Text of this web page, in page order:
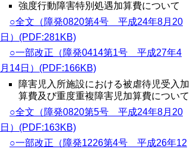
強度行動障害特別処遇加算費について
○全文（障発0820第4号 平成24年8月20
日）(PDF:281KB)
○一部改正（障発0414第1号 平成27年4
月14日）(PDF:166KB)
障害児入所施設における被虐待児受入加
算費及び重度重複障害児加算費について
○全文（障発0820第5号 平成24年8月20
日）(PDF:163KB)
○一部改正（障発1226第4号 平成26年12